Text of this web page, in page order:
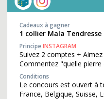
Cadeaux à gagner
1 collier Mala
PrincipeINSTAGRAM
Suivez 2 comptes +
Commentez "quelle
Conditions
Le concours est ouvert à
France, Belgique, Suisse,